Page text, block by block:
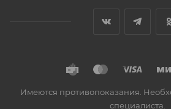
Имеются противопоказания.
специалиста.